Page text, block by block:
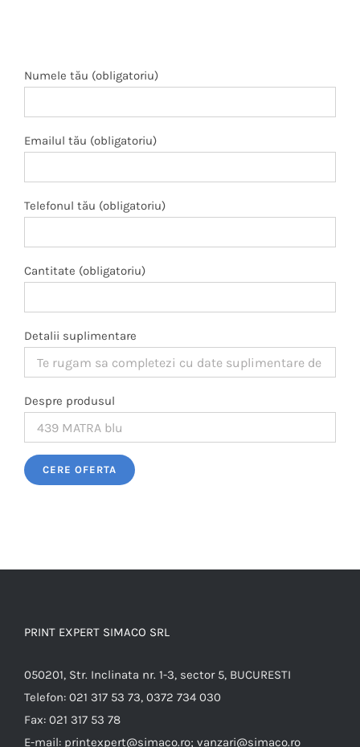
Numele tău (obligatoriu)
Emailul tău (obligatoriu)
Telefonul tău (obligatoriu)
Cantitate (obligatoriu)
Detalii suplimentare
Despre produsul
Please leave this field empty.
PRINT EXPERT SIMACO SRL
050201, Str. Inclinata nr. 1-3, sector 5, BUCURESTI
Telefon: 021 317 53 73, 0372 734 030
Fax: 021 317 53 78
E-mail: printexpert@simaco.ro; vanzari@simaco.ro